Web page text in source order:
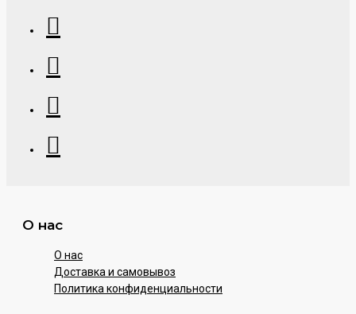
О нас
О нас
Доставка и самовывоз
Политика конфиденциальности